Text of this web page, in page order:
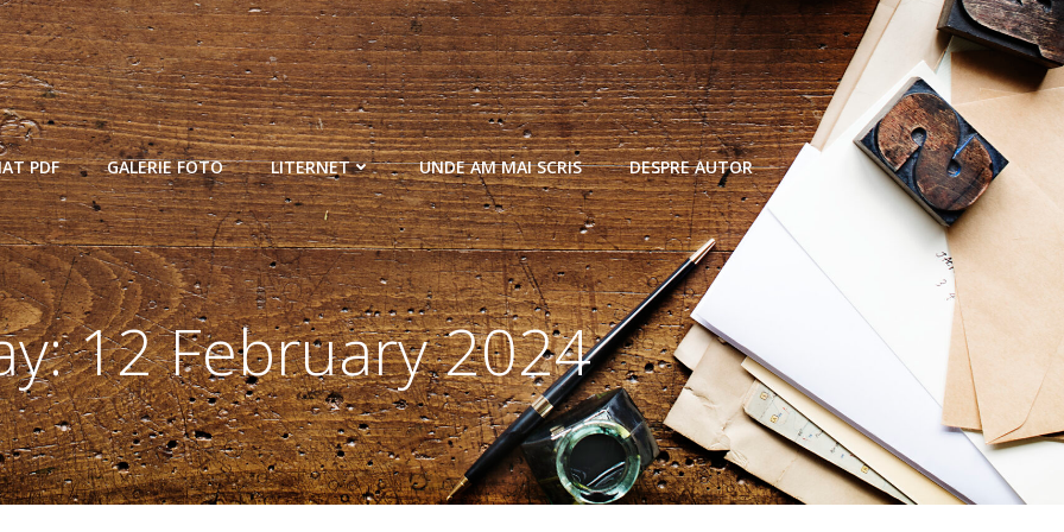
PDF GALERIE FOTO LITERNET UNDE AM MAI SCRIS DESPRE AUTOR
12 February 2024